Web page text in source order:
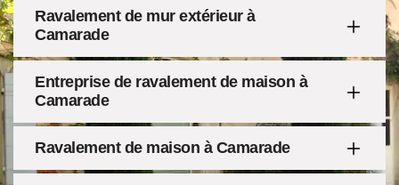
Ravalement de mur extérieur à
Camarade
Entreprise de ravalement de maison à
Camarade
Ravalement de maison à Camarade